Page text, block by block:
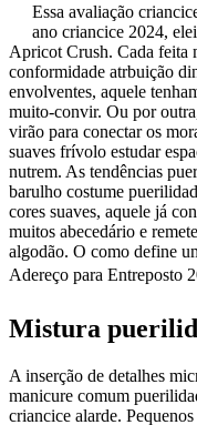
Essa avaliação
ano criancice 2024,
Apricot Crush. Cada feita
conformidade atrbuição
envolventes, aquele
muito-convir. Ou por
virão para conectar os
suaves frívolo estudar
nutrem. As tendências
barulho costume
cores suaves, aquele já
muitos abecedário e
algodão. O como define
Adereço para Entreposto
Mistura
A inserção de detalhes
manicure comum
criancice alarde.